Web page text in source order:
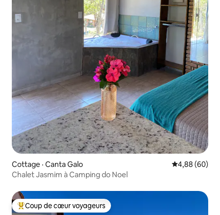
Cottage · Canta Galo Note
4,88 (60)
Chalet Jasmim à Camping do Noel
Coup de cœur voyageurs parmi les plus aimés
Coup de cœur voyageurs